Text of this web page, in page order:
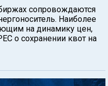
сопровождаются
Наиболее
на динамику цен,
о сохранении квот на